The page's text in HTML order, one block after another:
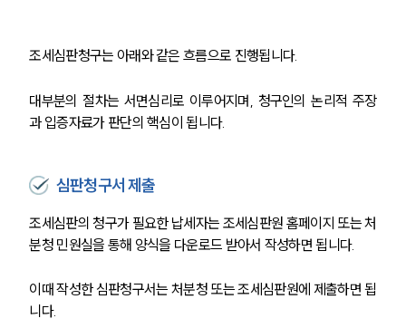
조세심판청구는 아래와 같은 흐름으로 진행됩니다.
대부분의 절차는 서면심리로 이루어지며, 청구인의 논리적 주장
과 입증자료가 판단의 핵심이 됩니다.
심판청구서 제출
조세심판의 청구가 필요한 납세자는 조세심판원 홈페이지 또는 처
분청 민원실을 통해 양식을 다운로드 받아서 작성하면 됩니다.
이때 작성한 심판청구서는 처분청 또는 조세심판원에 제출하면 됩
니다.